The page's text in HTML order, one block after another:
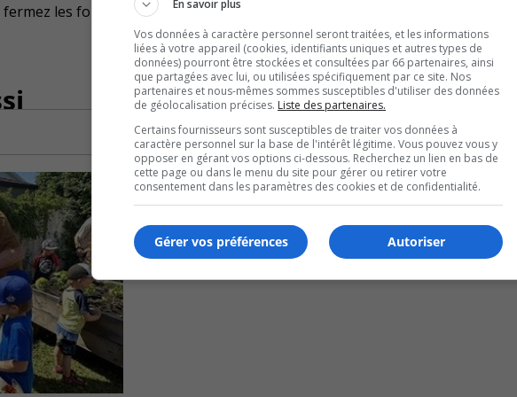
les fontaines d’eau et affichez des avis près des autres robinets où de
En savoir plus
Vos données à caractère personnel seront traitées, et les informations
liées à votre appareil (cookies, identifiants uniques et autres types de
données) pourront être stockées et consultées par 66 partenaires, ainsi
que partagées avec lui, ou utilisées spécifiquement par ce site. Nos
partenaires et nous-mêmes sommes susceptibles d'utiliser des données
de géolocalisation précises. Liste des partenaires.
Certains fournisseurs sont susceptibles de traiter vos données à
caractère personnel sur la base de l'intérêt légitime. Vous pouvez vous y
opposer en gérant vos options ci-dessous. Recherchez un lien en bas de
cette page ou dans le menu du site pour gérer ou retirer votre
consentement dans les paramètres des cookies et de confidentialité.
Autoriser
Gérer vos préférences